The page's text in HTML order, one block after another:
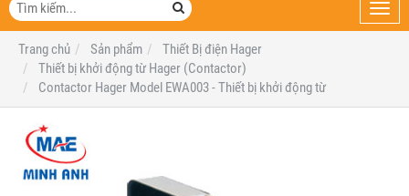
Trang chủ
Sản phẩm
Thiết Bị điện Hager
Thiết bị khởi động từ Hager (Contactor)
Contactor Hager Model EWA003 - Thiết bị khởi động từ